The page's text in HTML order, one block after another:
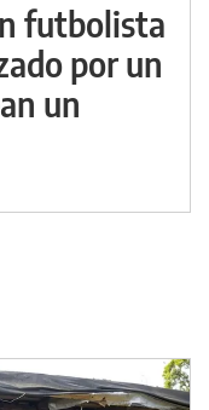
futbolista
por un
un